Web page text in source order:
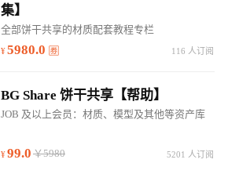
集】
全部饼干共享的材质配套教程专栏
5980.0 116 人订阅
BG Share 饼干共享【帮助】
JOB 及以上会员：材质、模型及其他等资产库
99.0 ￥5980 5201 人订阅